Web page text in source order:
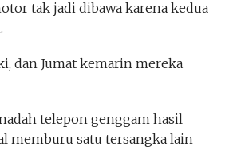
tak jadi dibawa karena kedua
dan Jumat kemarin mereka
telepon genggam hasil
memburu satu tersangka lain